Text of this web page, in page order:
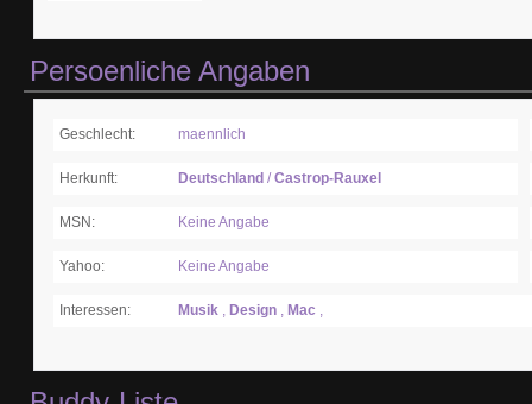
Persoenliche Angaben
Geschlecht: maennlich
Herkunft: Deutschland /Castrop-Rauxel
MSN: Keine Angabe
Yahoo: Keine Angabe
Interessen: Musik , Design , Mac ,